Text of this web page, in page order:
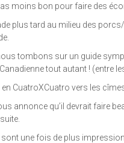
moins bon pour faire des
plus tard au milieu des
tombons sur un guide
tout autant ! (entre
CuatroXCuatro vers les
annonce qu’il devrait faire
sont une fois de plus